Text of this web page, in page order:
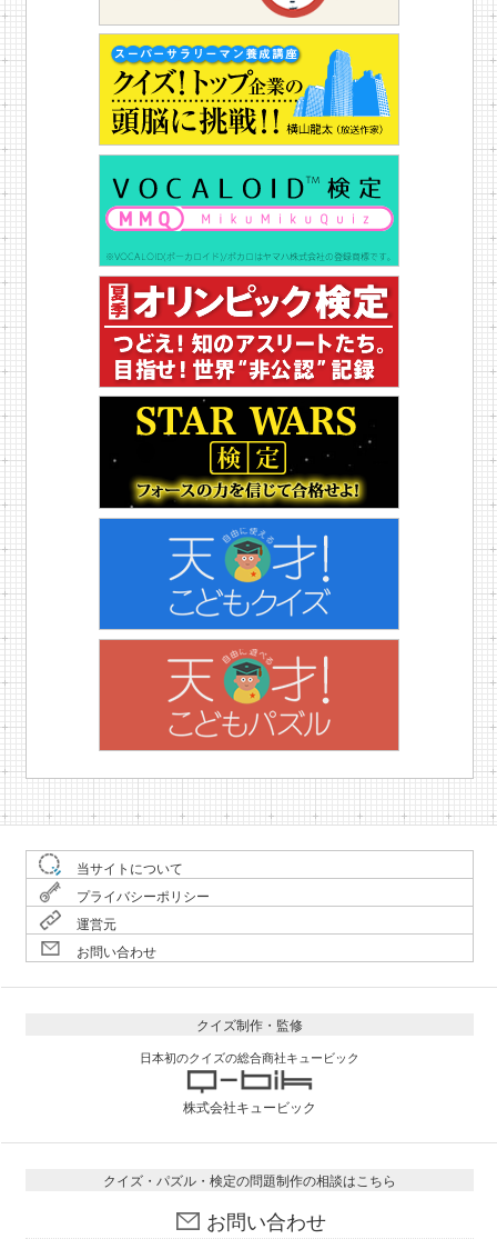
当サイトについて
プライバシーポリシー
運営元
お問い合わせ
クイズ制作・監修
日本初のクイズの総合商社キュービック
株式会社キュービック
クイズ・パズル・検定の問題制作の相談はこちら
お問い合わせ